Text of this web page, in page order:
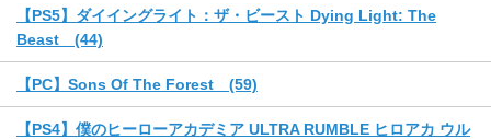
【PS5】ダイイングライト：ザ・ビースト Dying Light: The
Beast (44)
【PC】Sons Of The Forest (59)
【PS4】僕のヒーローアカデミア ULTRA RUMBLE ヒロアカ ウル